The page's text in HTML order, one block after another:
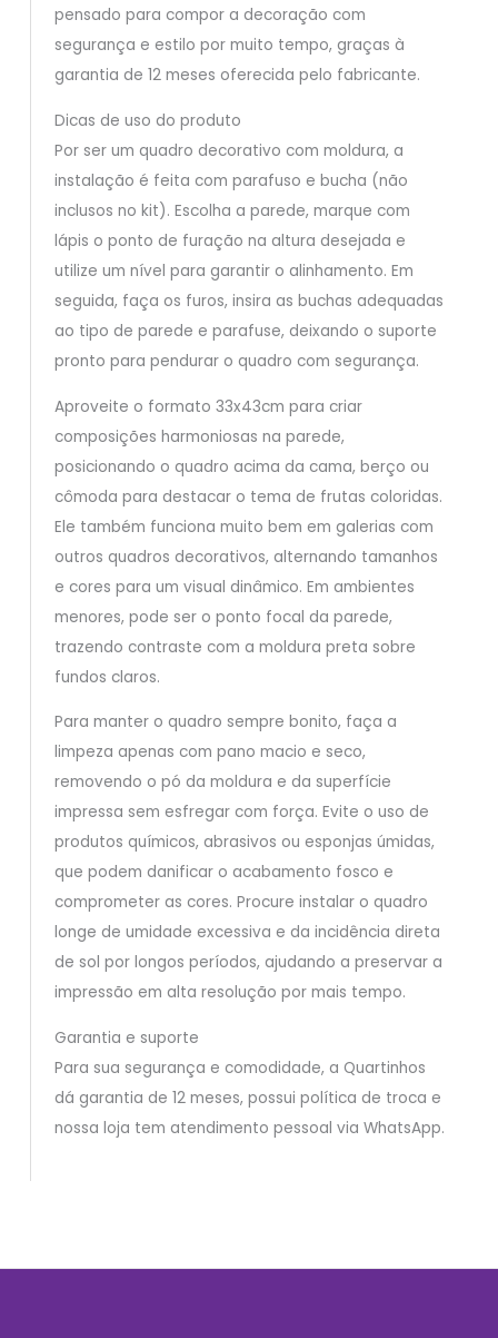
pensado para compor a decoração com
segurança e estilo por muito tempo, graças à
garantia de 12 meses oferecida pelo fabricante.
Dicas de uso do produto
Por ser um quadro decorativo com moldura, a
instalação é feita com parafuso e bucha (não
inclusos no kit). Escolha a parede, marque com
lápis o ponto de furação na altura desejada e
utilize um nível para garantir o alinhamento. Em
seguida, faça os furos, insira as buchas adequadas
ao tipo de parede e parafuse, deixando o suporte
pronto para pendurar o quadro com segurança.
Aproveite o formato 33x43cm para criar
composições harmoniosas na parede,
posicionando o quadro acima da cama, berço ou
cômoda para destacar o tema de frutas coloridas.
Ele também funciona muito bem em galerias com
outros quadros decorativos, alternando tamanhos
e cores para um visual dinâmico. Em ambientes
menores, pode ser o ponto focal da parede,
trazendo contraste com a moldura preta sobre
fundos claros.
Para manter o quadro sempre bonito, faça a
limpeza apenas com pano macio e seco,
removendo o pó da moldura e da superfície
impressa sem esfregar com força. Evite o uso de
produtos químicos, abrasivos ou esponjas úmidas,
que podem danificar o acabamento fosco e
comprometer as cores. Procure instalar o quadro
longe de umidade excessiva e da incidência direta
de sol por longos períodos, ajudando a preservar a
impressão em alta resolução por mais tempo.
Garantia e suporte
Para sua segurança e comodidade, a Quartinhos
dá garantia de 12 meses, possui política de troca e
nossa loja tem atendimento pessoal via WhatsApp.